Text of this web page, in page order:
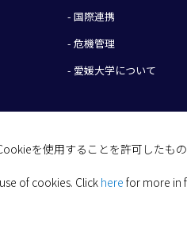
を使用することを許可したもの
of cookies. Click here for more in
- 国際連携
- 危機管理
- 愛媛大学について
Ehime University.